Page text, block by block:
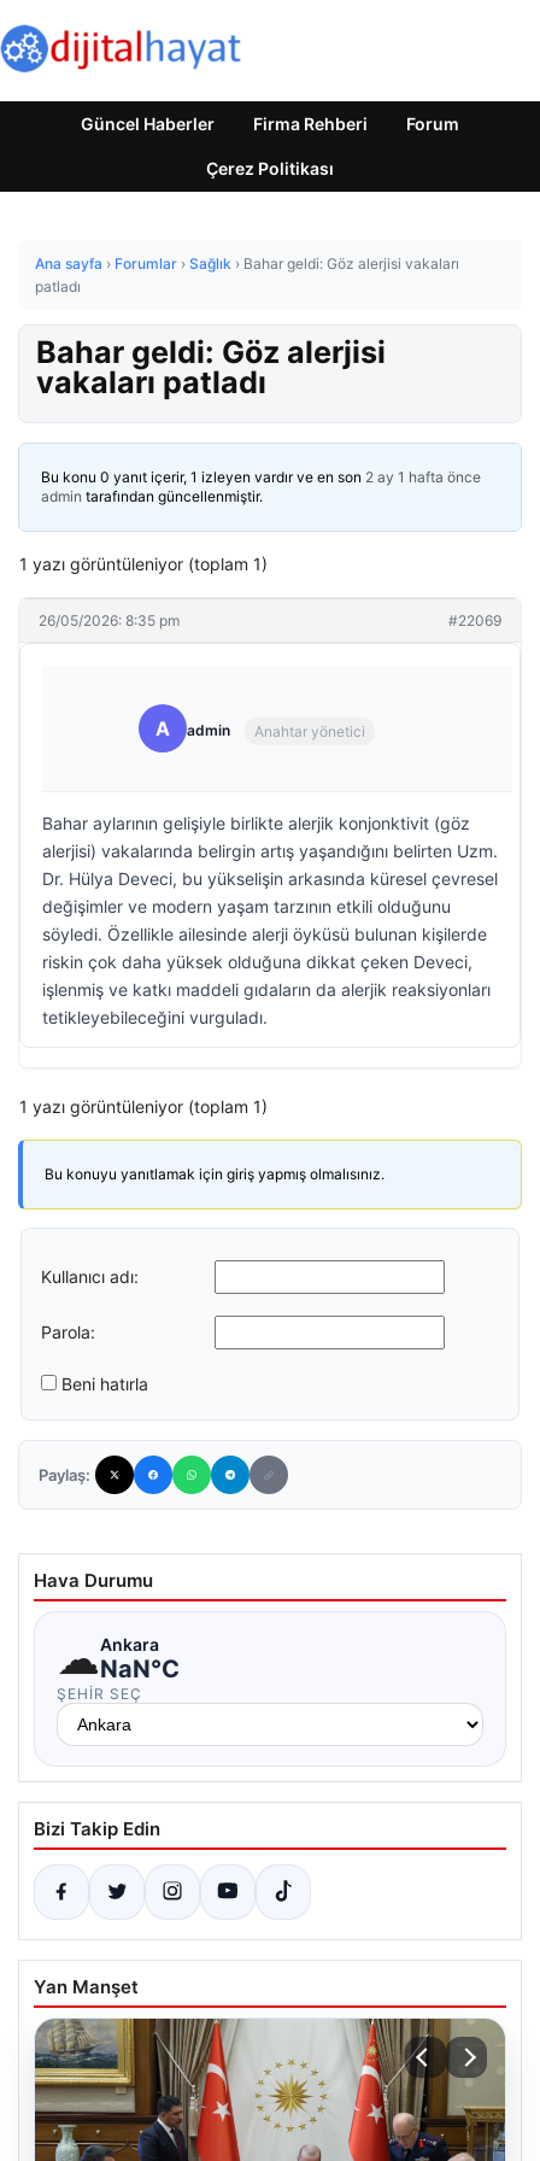
Güncel Haberler Firma Rehberi Forum
Çerez Politikası
Ana sayfa › Forumlar › Sağlık › Bahar geldi: Göz alerjisi vakaları
patladı
Bahar geldi: Göz alerjisi
vakaları patladı
Bu konu 0 yanıt içerir, 1 izleyen vardır ve en son 2 ay 1 hafta önce
admin tarafından güncellenmiştir.
1 yazı görüntüleniyor (toplam 1)
26/05/2026: 8:35 pm #22069
A admin Anahtar yönetici
Bahar aylarının gelişiyle birlikte alerjik konjonktivit (göz
alerjisi) vakalarında belirgin artış yaşandığını belirten Uzm.
Dr. Hülya Deveci, bu yükselişin arkasında küresel çevresel
değişimler ve modern yaşam tarzının etkili olduğunu
söyledi. Özellikle ailesinde alerji öyküsü bulunan kişilerde
riskin çok daha yüksek olduğuna dikkat çeken Deveci,
işlenmiş ve katkı maddeli gıdaların da alerjik reaksiyonları
tetikleyebileceğini vurguladı.
1 yazı görüntüleniyor (toplam 1)
Bu konuyu yanıtlamak için giriş yapmış olmalısınız.
Kullanıcı adı:
Parola:
Beni hatırla
Paylaş:
Hava Durumu
☁Ankara
NaN°C
ŞEHIR SEÇ
Bizi Takip Edin
Yan Manşet